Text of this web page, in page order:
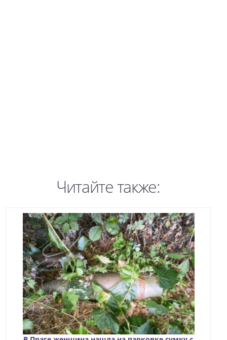
Читайте также: